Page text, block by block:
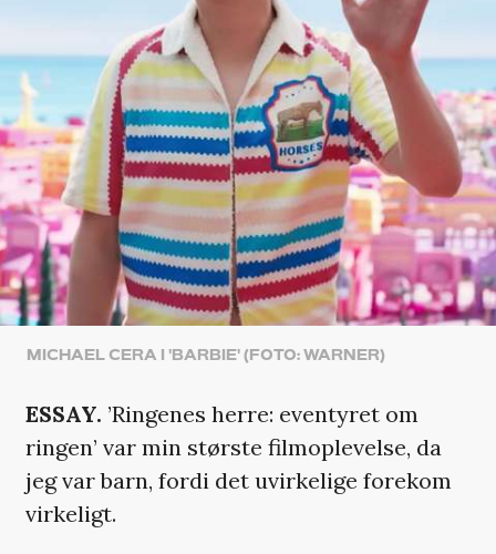
MICHAEL CERA I 'BARBIE' (FOTO: WARNER)
ESSAY. ’Ringenes herre: eventyret om
ringen’ var min største filmoplevelse, da
jeg var barn, fordi det uvirkelige forekom
virkeligt.